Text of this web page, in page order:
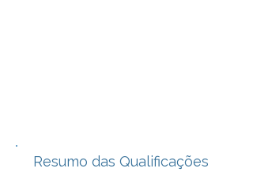
Resumo das Qualificações